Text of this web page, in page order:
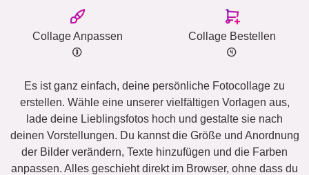
Collage Anpassen Collage Bestellen
Es ist ganz einfach, deine persönliche Fotocollage zu
erstellen. Wähle eine unserer vielfältigen Vorlagen aus,
lade deine Lieblingsfotos hoch und gestalte sie nach
deinen Vorstellungen. Du kannst die Größe und Anordnung
der Bilder verändern, Texte hinzufügen und die Farben
anpassen. Alles geschieht direkt im Browser, ohne dass du